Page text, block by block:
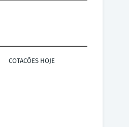
COTACÕES HOJE